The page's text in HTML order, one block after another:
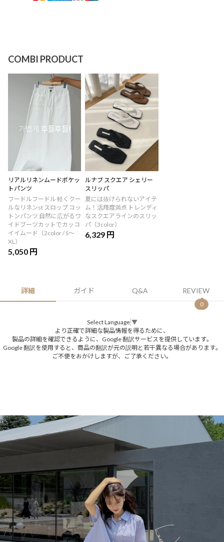
COMBI PRODUCT
リアルリネンムードポケッ
トパンツ
フードルフードル 軽くクー
ルなリネンst スロップ コッ
トンパンツ 自然に広がるワ
イドブーツカットでカッコ
イイムード（2color / S～
XL）
5,050 円
ルナブ スクエア シェリー
スリッパ
夏には抜けられないアイテ
ム！活用度満点 トレンディ
なスクエアラインのスリッ
パ（3color）
6,329 円
詳細 ガイド Q&A REVIEW
0
Select Language ▼
より正確で詳細な製品情報を得るために、
製品の詳細を確認できるように、Google 翻訳サービスを提供しています。
Google 翻訳を使用すると、商品の翻訳が元の説明と若干異なる場合があります。
ご不便をおかけしますが、ご了承ください。